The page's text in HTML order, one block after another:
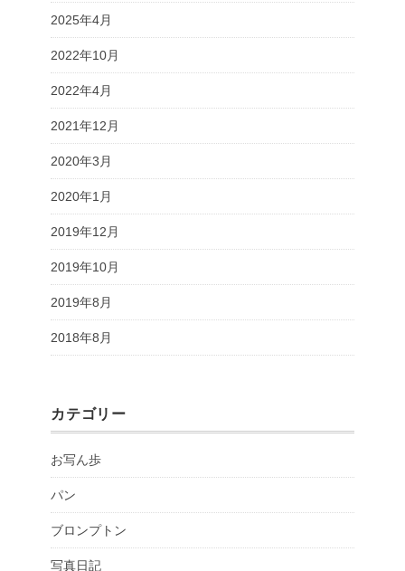
2025年4月
2022年10月
2022年4月
2021年12月
2020年3月
2020年1月
2019年12月
2019年10月
2019年8月
2018年8月
カテゴリー
お写ん歩
パン
ブロンプトン
写真日記